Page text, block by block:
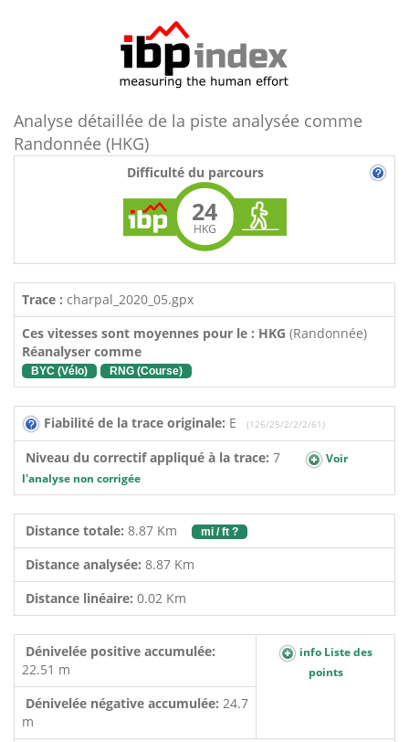
Analyse détaillée de la piste analysée comme
Randonnée (HKG)
Difficulté du parcours
24
HKG
Trace : charpal_2020_05.gpx
Ces vitesses sont moyennes pour le : HKG (Randonnée)
Réanalyser comme
BYC (Vélo) RNG (Course)
Fiabilité de la trace originale: E (126/25/2/2/2/61)
Niveau du correctif appliqué à la trace: 7
Voir
l'analyse non corrigée
Distance totale: 8.87 Km mi / ft ?
Distance analysée: 8.87 Km
Distance linéaire: 0.02 Km
Dénivelée positive accumulée:
22.51 m
info Liste des
points
Dénivelée négative accumulée: 24.7
m